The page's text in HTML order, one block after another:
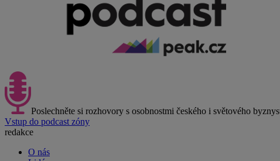
Poslechněte si rozhovory s osobnostmi českého i světového
Vstup do podcast zóny
redakce
O nás